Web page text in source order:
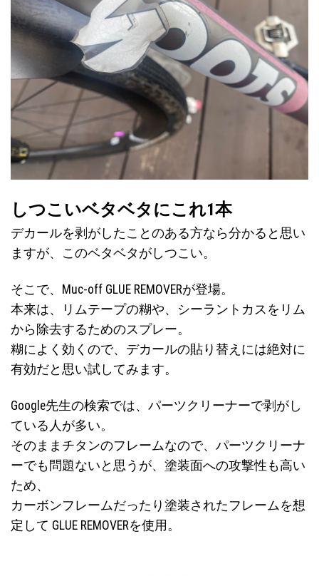
しつこいベタベタにこれ1本
デカールを剥がしたことのある方なら分かると思い
ますが、このベタベタがしつこい。
そこで、Muc-off GLUE REMOVERが登場。
本来は、リムテープの糊や、シーラントカスをリム
から除去するためのスプレー。
糊によく効くので、デカールの貼り替えには絶対に
有効だと思い試してみます。
Google先生の検索では、パーツクリーナーで剥がし
ている人が多い。
そのままチタンのフレームなので、パーツクリーナ
ーでも問題ないと思うが、塗装面への攻撃性も高い
ため、
カーボンフレームだったり塗装されたフレームを想
定して GLUE REMOVERを使用。